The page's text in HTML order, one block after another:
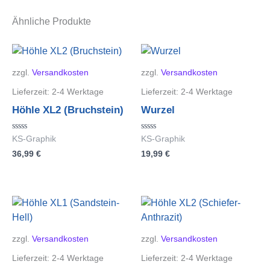
Ähnliche Produkte
zzgl. Versandkosten
Lieferzeit: 2-4 Werktage
Höhle XL2 (Bruchstein)
Bewertet
0
KS-Graphik
36,99 €
zzgl. Versandkosten
Lieferzeit: 2-4 Werktage
Wurzel
Bewertet
0
KS-Graphik
19,99 €
zzgl. Versandkosten
Lieferzeit: 2-4 Werktage
zzgl. Versandkosten
Lieferzeit: 2-4 Werktage